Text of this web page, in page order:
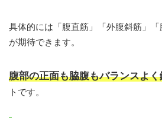
具体的には「腹直筋」「外腹斜筋」
が期待できます。
腹部の正面も脇腹もバランスよ
トです。